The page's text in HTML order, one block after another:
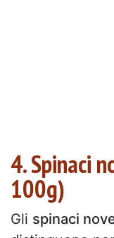
4. Spinaci
100g)
Gli spinaci